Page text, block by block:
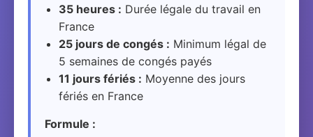
35 heures : Durée légale du travail en
France
25 jours de congés : Minimum légal de
5 semaines de congés payés
11 jours fériés : Moyenne des jours
fériés en France
Formule :